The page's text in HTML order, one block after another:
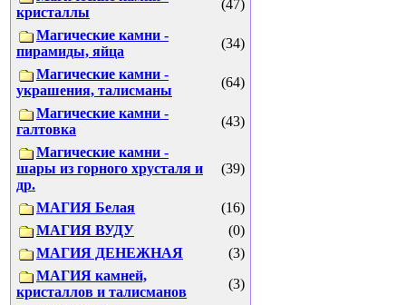
кристаллы
(47)
Магические камни -
пирамиды, яйца
(34)
Магические камни -
украшения, талисманы
(64)
Магические камни -
галтовка
(43)
Магические камни -
шары из горного хрусталя и
др.
(39)
МАГИЯ Белая
(16)
МАГИЯ ВУДУ
(0)
МАГИЯ ДЕНЕЖНАЯ
(3)
МАГИЯ камней,
кристаллов и талисманов
(3)